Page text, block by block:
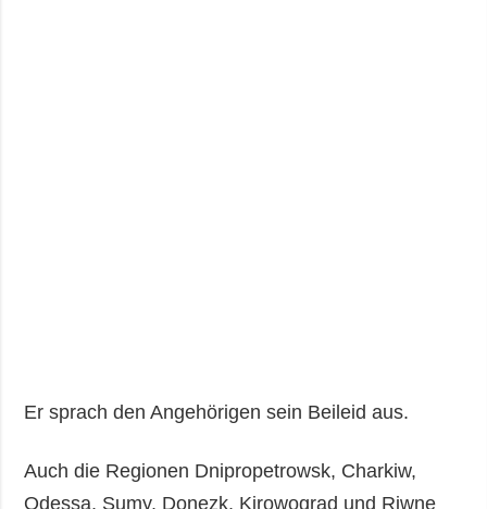
Er sprach den Angehörigen sein Beileid aus.
Auch die Regionen Dnipropetrowsk, Charkiw,
Odessa, Sumy, Donezk, Kirowograd und Riwne